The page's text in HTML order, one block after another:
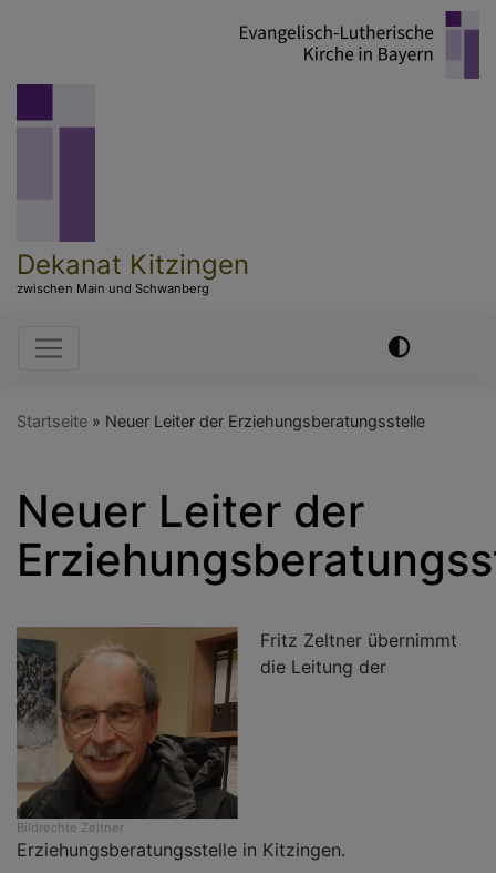
Dekanat Kitzingen
zwischen Main und Schwanberg
Hauptnavigation
Startseite Neuer Leiter der Erziehungsberatungsstelle
Neuer Leiter der
Bildrechte Zeltner
Fritz Zeltner übernimmt
die Leitung der
Erziehungsberatungsstelle in Kitzingen.